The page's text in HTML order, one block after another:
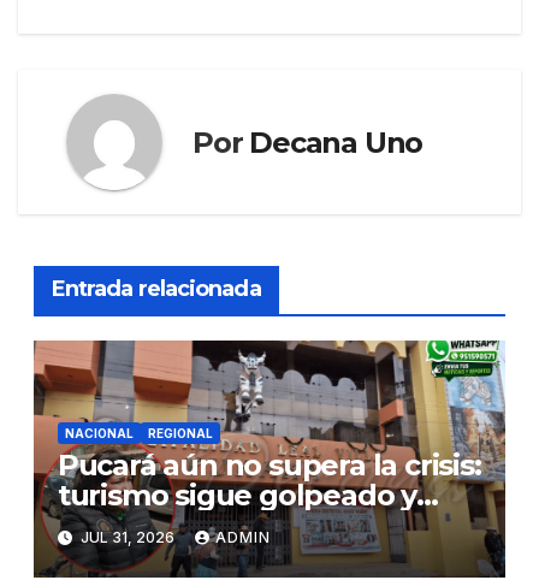
Por Decana Uno
Entrada relacionada
NACIONAL REGIONAL
Pucará aún no supera la crisis:
turismo sigue golpeado y
alcaldesa exige al nuevo
Gobierno fondos para obras
JUL 31, 2026 ADMIN